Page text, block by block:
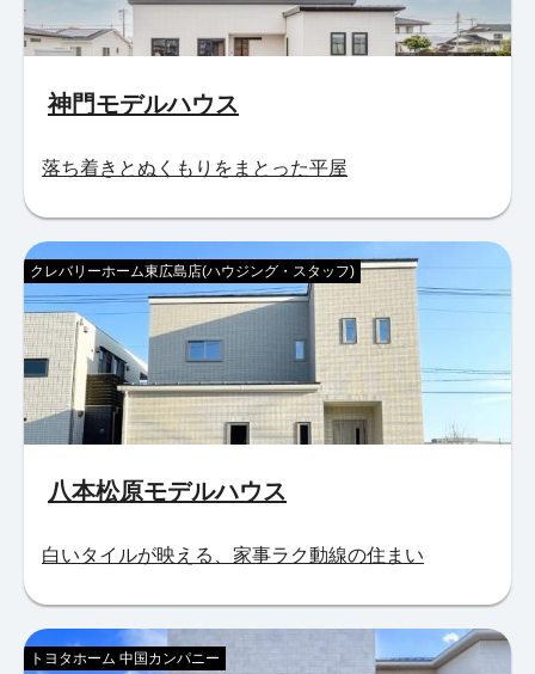
神門モデルハウス
落ち着きとぬくもりをまとった平屋
八本松原モデルハウス
クレバリーホーム東広島店(ハウジング・スタッフ)
白いタイルが映える、家事ラク動線の住まい
トヨタホーム 中国カンパニー